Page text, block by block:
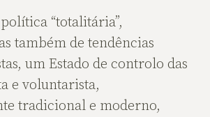
“totalitária”,
também de tendências
um Estado de controlo das
e voluntarista,
tradicional e moderno,